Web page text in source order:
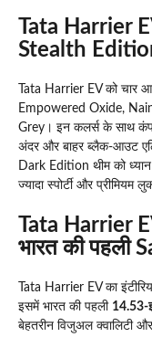
Tata Harrier
Stealth
Tata Harrier EV को चार
Empowered Oxide,
Grey। इन कलर्स के साथ
अंदर और बाहर ब्लैक-आउट
Dark Edition थीम को
ज्यादा स्पोर्टी और प्रीमियम
Tata Harrier
भारत की पहली
Tata Harrier EV का
इसमें भारत की पहली 14.53-
बेहतरीन विजुअल क्वालिटी